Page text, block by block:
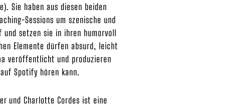
Sie haben aus diesen beiden
Sessions um szenische und
und setzen sie in ihren humorvoll
Elemente dürfen absurd, leicht
veröffentlicht und produzieren
Spotify hören kann.
und Charlotte Cordes ist eine